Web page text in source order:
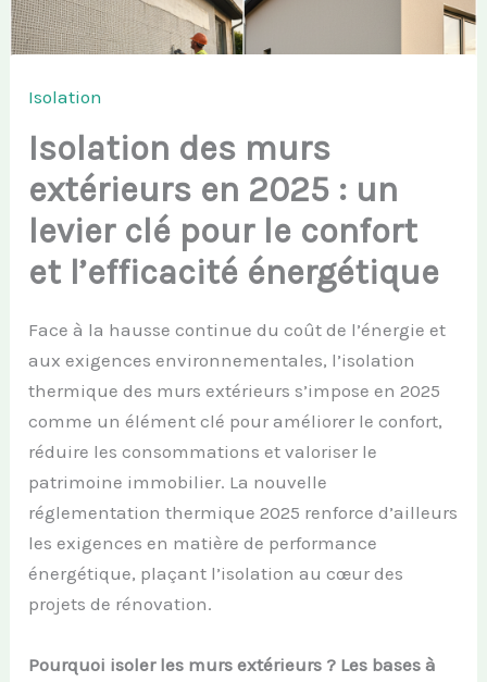
Isolation
Isolation des murs
extérieurs en 2025 : un
levier clé pour le confort
et l’efficacité énergétique
Face à la hausse continue du coût de l’énergie et
aux exigences environnementales, l’isolation
thermique des murs extérieurs s’impose en 2025
comme un élément clé pour améliorer le confort,
réduire les consommations et valoriser le
patrimoine immobilier. La nouvelle
réglementation thermique 2025 renforce d’ailleurs
les exigences en matière de performance
énergétique, plaçant l’isolation au cœur des
projets de rénovation.
Pourquoi isoler les murs extérieurs ? Les bases à